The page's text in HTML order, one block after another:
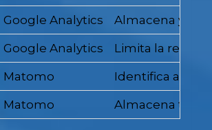
Google Analytics Almacena y
Google Analytics Limita la
Matomo Identifica al
Matomo Almacena